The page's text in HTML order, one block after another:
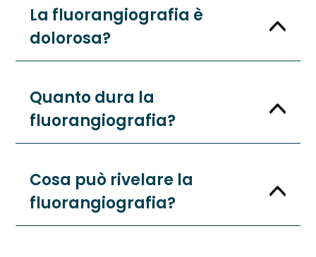
La fluorangiografia è
dolorosa?
Quanto dura la
fluorangiografia?
Cosa può rivelare la
fluorangiografia?